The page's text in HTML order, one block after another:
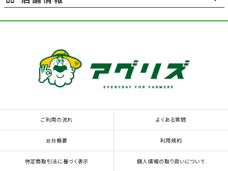
ご利用の流れ よくある質問
会社概要 利用規約
特定商取引法に基づく表示 個人情報の取り扱いについて